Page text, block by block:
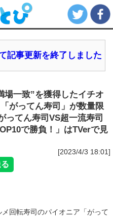
記事更新を終了しました
場一致”を獲得したイチオ
がってん寿司」が数量限
ってん寿司VS超一流寿司
で勝負！」はTVerで見
[2023/4/3 18:01]
回転寿司のパイオニア「がって